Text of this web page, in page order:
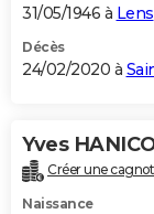
31/05/1946 à Lens
Décès
24/02/2020 à
Yves
Créer une
Naissance